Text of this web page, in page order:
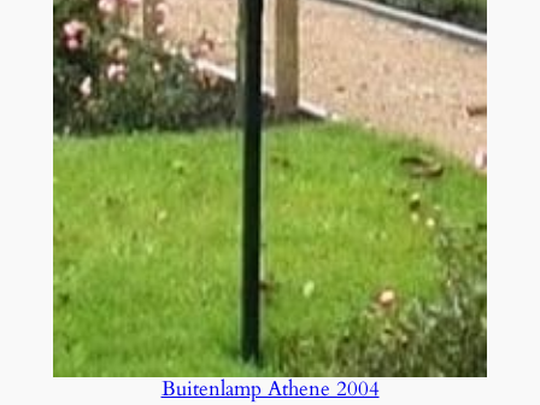
Buitenlamp Athene 2004